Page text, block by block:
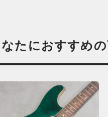
たにおすすめ